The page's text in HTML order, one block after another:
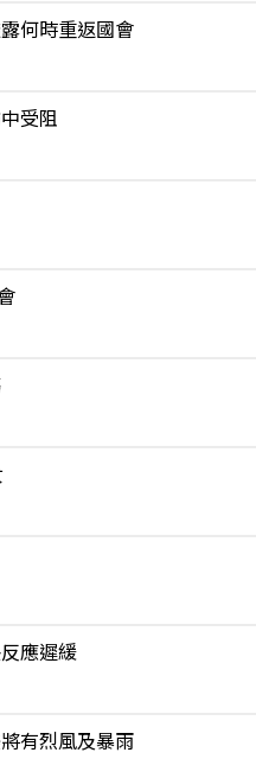
何時重返國會
受阻
應遲緩
有烈風及暴雨